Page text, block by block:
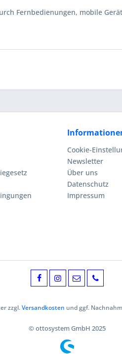
Fernbedienungen, mobile
Cookie-
Newsletter
Über uns
Datenschutz
Impressum
zzgl.Versandkosten und ggf.
© ottosystem GmbH 2025